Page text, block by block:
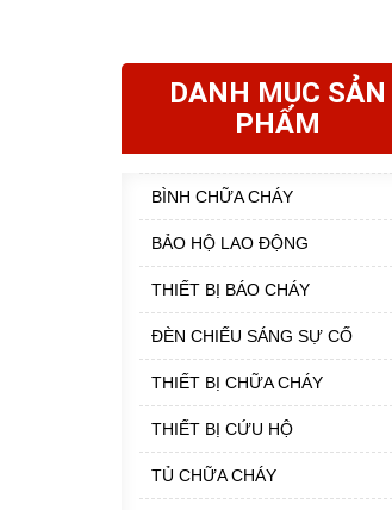
DANH MỤC SẢN
PHẨM
BÌNH CHỮA CHÁY
BẢO HỘ LAO ĐỘNG
THIẾT BỊ BÁO CHÁY
ĐÈN CHIẾU SÁNG SỰ CỐ
THIẾT BỊ CHỮA CHÁY
THIẾT BỊ CỨU HỘ
TỦ CHỮA CHÁY